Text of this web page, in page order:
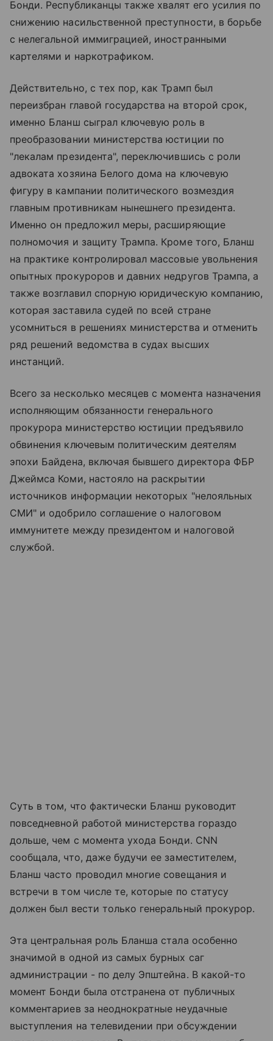
Бонди. Республиканцы также хвалят его усилия по
снижению насильственной преступности, в борьбе
с нелегальной иммиграцией, иностранными
картелями и наркотрафиком.
Действительно, с тех пор, как Трамп был
переизбран главой государства на второй срок,
именно Бланш сыграл ключевую роль в
преобразовании министерства юстиции по
"лекалам президента", переключившись с роли
адвоката хозяина Белого дома на ключевую
фигуру в кампании политического возмездия
главным противникам нынешнего президента.
Именно он предложил меры, расширяющие
полномочия и защиту Трампа. Кроме того, Бланш
на практике контролировал массовые увольнения
опытных прокуроров и давних недругов Трампа, а
также возглавил спорную юридическую компанию,
которая заставила судей по всей стране
усомниться в решениях министерства и отменить
ряд решений ведомства в судах высших
инстанций.
Всего за несколько месяцев с момента назначения
исполняющим обязанности генерального
прокурора министерство юстиции предъявило
обвинения ключевым политическим деятелям
эпохи Байдена, включая бывшего директора ФБР
Джеймса Коми, настояло на раскрытии
источников информации некоторых "нелояльных
СМИ" и одобрило соглашение о налоговом
иммунитете между президентом и налоговой
службой.
Суть в том, что фактически Бланш руководит
повседневной работой министерства гораздо
дольше, чем с момента ухода Бонди. CNN
сообщала, что, даже будучи ее заместителем,
Бланш часто проводил многие совещания и
встречи в том числе те, которые по статусу
должен был вести только генеральный прокурор.
Эта центральная роль Бланша стала особенно
значимой в одной из самых бурных саг
администрации - по делу Эпштейна. В какой-то
момент Бонди была отстранена от публичных
комментариев за неоднократные неудачные
выступления на телевидении при обсуждении